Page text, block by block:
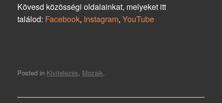
Kövesd közösségi oldalainkat, melyeket itt
találod: Facebook, Instagram, YouTube
Posted in Kivitelezés, Mozaik.